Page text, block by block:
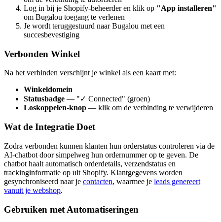
Log in bij je Shopify-beheerder en klik op "App installeren"
om Bugalou toegang te verlenen
Je wordt teruggestuurd naar Bugalou met een
succesbevestiging
Verbonden Winkel
Na het verbinden verschijnt je winkel als een kaart met:
Winkeldomein
Statusbadge — "✓ Connected" (groen)
Loskoppelen-knop — klik om de verbinding te verwijderen
Wat de Integratie Doet
Zodra verbonden kunnen klanten hun orderstatus controleren via de
AI-chatbot door simpelweg hun ordernummer op te geven. De
chatbot haalt automatisch orderdetails, verzendstatus en
trackinginformatie op uit Shopify. Klantgegevens worden
gesynchroniseerd naar je contacten, waarmee je leads genereert
vanuit je webshop.
Gebruiken met Automatiseringen